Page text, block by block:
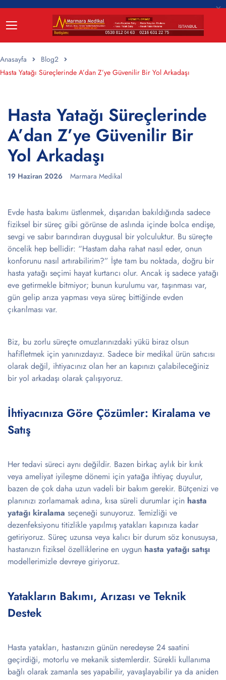
Anasayfa
Blog2
Hasta Yatağı Süreçlerinde A’dan Z’ye Güvenilir Bir Yol Arkadaşı
Hasta Yatağı Süreçlerinde
A’dan Z’ye Güvenilir Bir
Yol Arkadaşı
19 Haziran 2026 Marmara Medikal
Evde hasta bakımı üstlenmek, dışarıdan bakıldığında sadece
fiziksel bir süreç gibi görünse de aslında içinde bolca endişe,
sevgi ve sabır barındıran duygusal bir yolculuktur. Bu süreçte
öncelik hep bellidir: “Hastam daha rahat nasıl eder, onun
konforunu nasıl artırabilirim?” İşte tam bu noktada, doğru bir
hasta yatağı seçimi hayat kurtarıcı olur. Ancak iş sadece yatağı
eve getirmekle bitmiyor; bunun kurulumu var, taşınması var,
gün gelip arıza yapması veya süreç bittiğinde evden
çıkarılması var.
Biz, bu zorlu süreçte omuzlarınızdaki yükü biraz olsun
hafifletmek için yanınızdayız. Sadece bir medikal ürün satıcısı
olarak değil, ihtiyacınız olan her an kapınızı çalabileceğiniz
bir yol arkadaşı olarak çalışıyoruz.
İhtiyacınıza Göre Çözümler: Kiralama ve
Satış
Her tedavi süreci aynı değildir. Bazen birkaç aylık bir kırık
veya ameliyat iyileşme dönemi için yatağa ihtiyaç duyulur,
bazen de çok daha uzun vadeli bir bakım gerekir. Bütçenizi ve
planınızı zorlamamak adına, kısa süreli durumlar için hasta
yatağı kiralama seçeneği sunuyoruz. Temizliği ve
dezenfeksiyonu titizlikle yapılmış yatakları kapınıza kadar
getiriyoruz. Süreç uzunsa veya kalıcı bir durum söz konusuysa,
hastanızın fiziksel özelliklerine en uygun hasta yatağı satışı
modellerimizle devreye giriyoruz.
Yatakların Bakımı, Arızası ve Teknik
Destek
Hasta yatakları, hastanızın günün neredeyse 24 saatini
geçirdiği, motorlu ve mekanik sistemlerdir. Sürekli kullanıma
bağlı olarak zamanla ses yapabilir, yavaşlayabilir ya da aniden